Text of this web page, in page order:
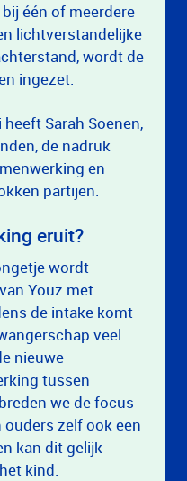
één of meerdere
lichtverstandelijke
wordt de
ingezet.
Sarah Soenen,
de nadruk
en
partijen.
eruit?
wordt
Youz met
de intake komt
veel
nieuwe
tussen
we de focus
zelf ook een
kan dit gelijk
kind.